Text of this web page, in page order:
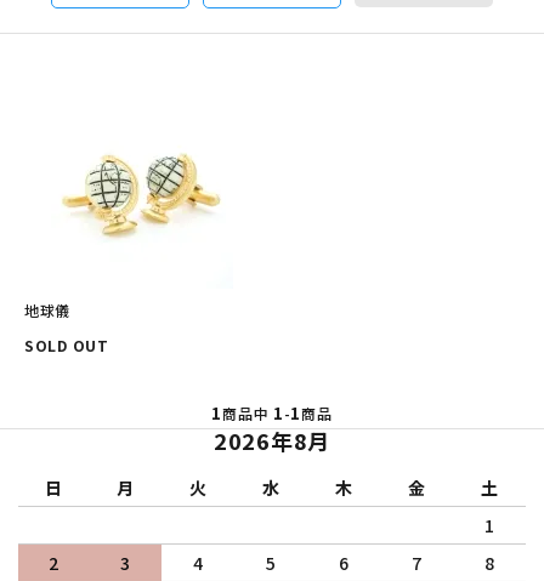
カテゴリーから探す
カフスを探す
ご利用ガイド
カフス相談室
お問い合わせ
地球儀
SOLD OUT
1商品中 1-1商品
2026年8月
日 月 火 水 木 金
土
1
2
3 4 5 6 7
8